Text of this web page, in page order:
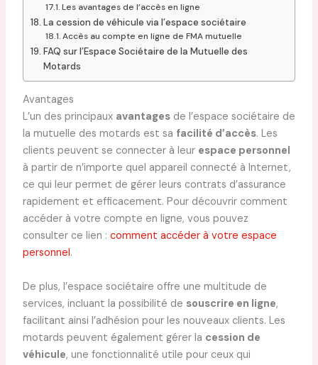
Les avantages de l’accès en ligne
La cession de véhicule via l’espace sociétaire
Accès au compte en ligne de FMA mutuelle
FAQ sur l’Espace Sociétaire de la Mutuelle des
Motards
Avantages
L’un des principaux avantagesde l’espace sociétaire de
la mutuelle des motards est sa facilité d’accès. Les
clients peuvent se connecter à leur espace personnel
à partir de n’importe quel appareil connecté à Internet,
ce qui leur permet de gérer leurs contrats d’assurance
rapidement et efficacement. Pour découvrir comment
accéder à votre compte en ligne, vous pouvez
consulter ce lien : comment accéder à votre espace
personnel.
De plus, l’espace sociétaire offre une multitude de
services, incluant la possibilité de souscrire en ligne,
facilitant ainsi l’adhésion pour les nouveaux clients. Les
motards peuvent également gérer la cession de
véhicule, une fonctionnalité utile pour ceux qui